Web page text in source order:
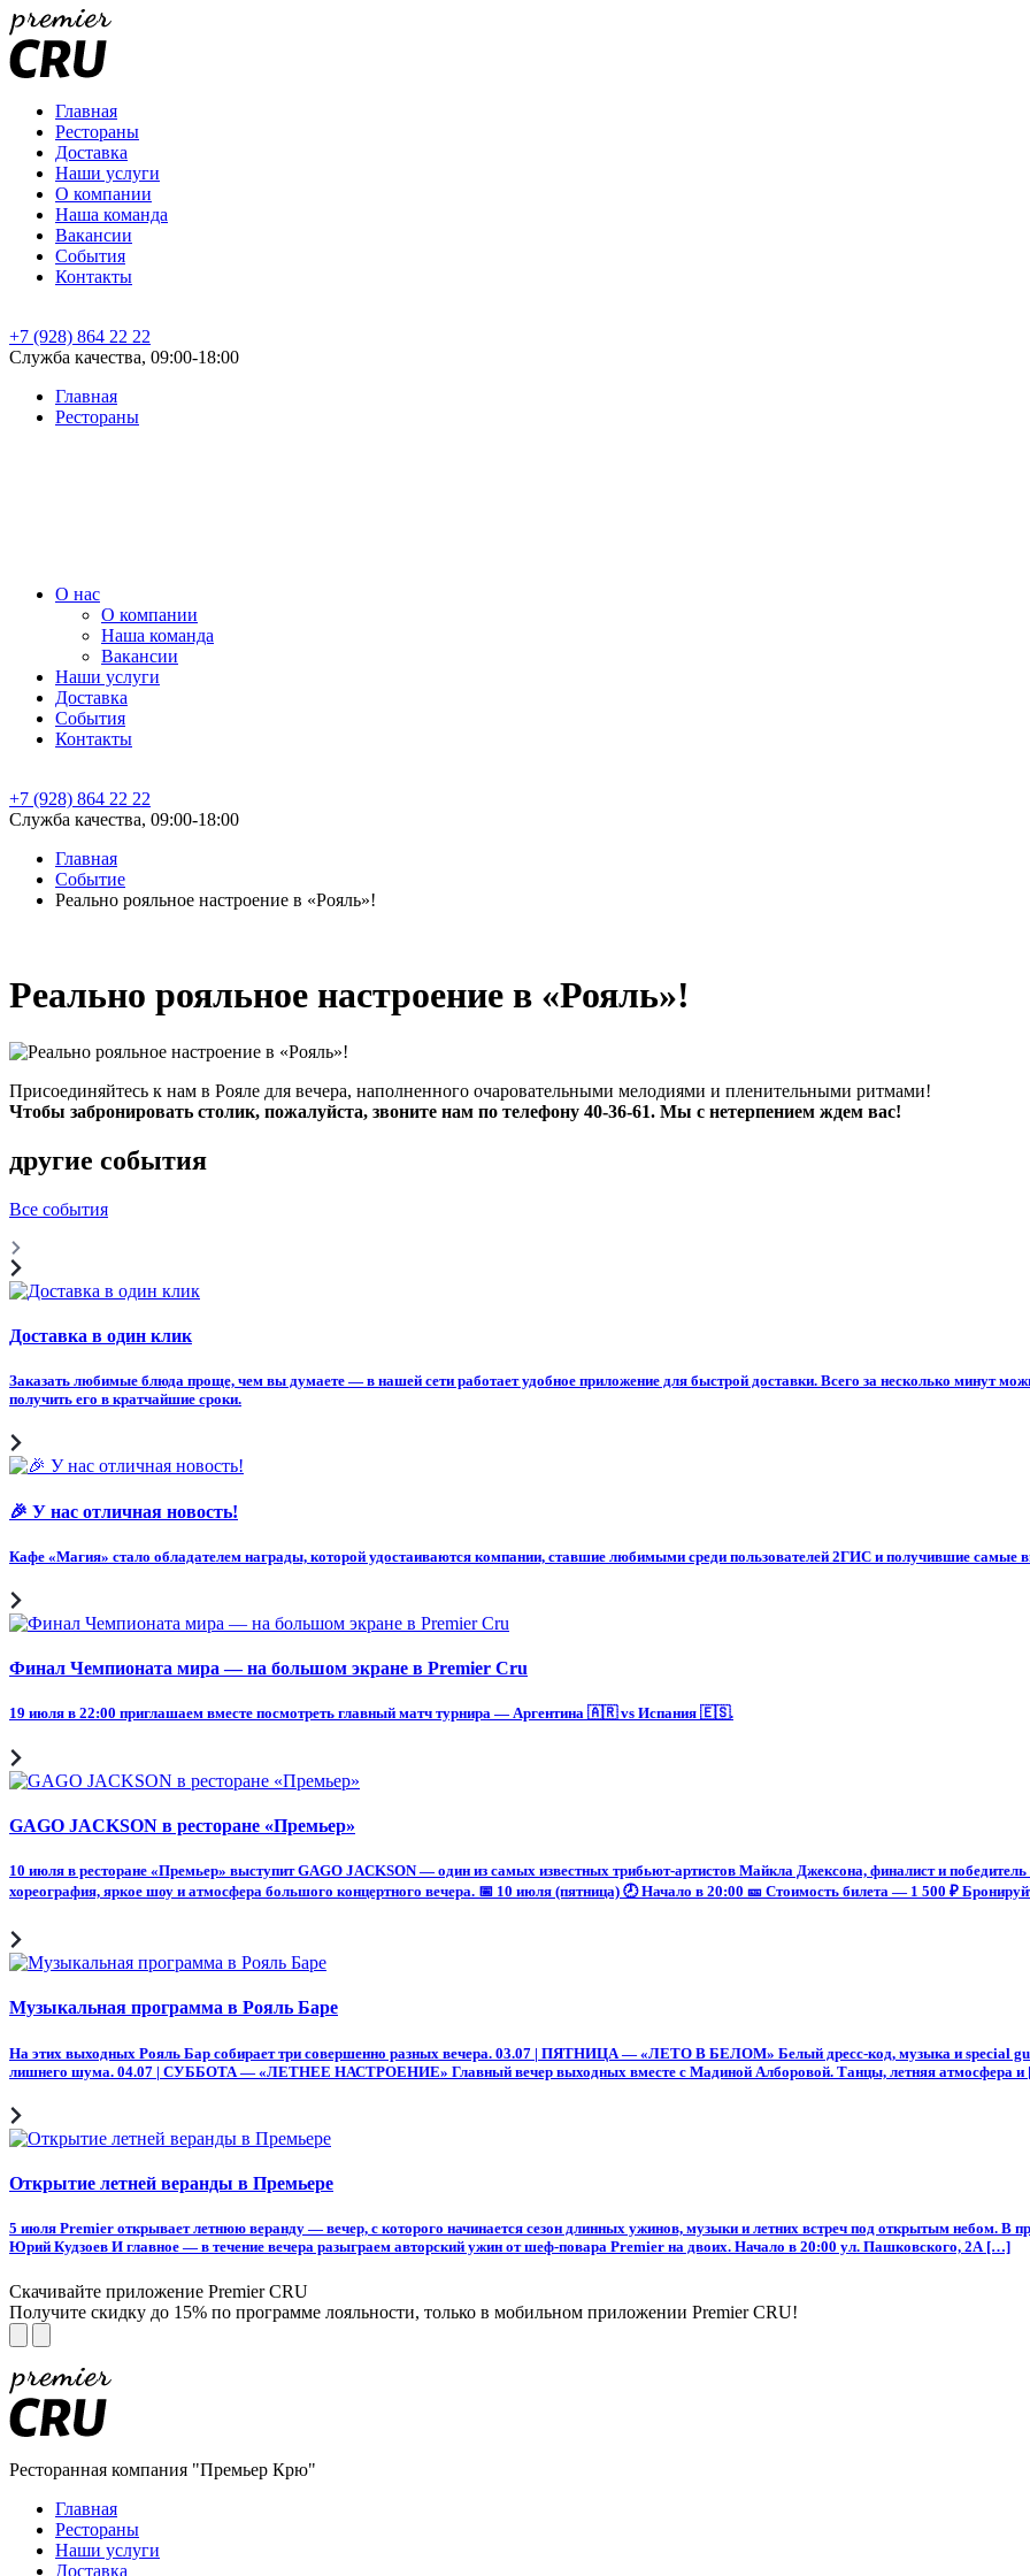
Главная
Рестораны
Доставка
Наши услуги
О компании
Наша команда
Вакансии
События
Контакты
+7 (928) 864 22 22
Служба качества, 09:00-18:00
Главная
Рестораны
О нас
О компании
Наша команда
Вакансии
Наши услуги
Доставка
События
Контакты
+7 (928) 864 22 22
Служба качества, 09:00-18:00
Главная
Событие
Реально рояльное настроение в «Рояль»!
Реально рояльное настроение в «Рояль»!
Присоединяйтесь к нам в Рояле для вечера, наполненного очаровательными мелодиями и пленительными ритмами!
Чтобы забронировать столик, пожалуйста, звоните нам по телефону 40-36-61. Мы с нетерпением ждем вас!
другие события
Все события
Доставка в один клик
Заказать любимые блюда проще, чем вы думаете — в нашей сети работает удобное приложение для быстрой доставки. Всего за несколько минут
получить его в кратчайшие сроки.
🎉 У нас отличная новость!
Кафе «Магия» стало обладателем награды, которой удостаиваются компании, ставшие любимыми среди пользователей 2ГИС и получившие самые
Финал Чемпионата мира — на большом экране в Premier Cru
19 июля в 22:00 приглашаем вместе посмотреть главный матч турнира — Аргентина 🇦🇷 vs Испания 🇪🇸.
GAGO JACKSON в ресторане «Премьер»
10 июля в ресторане «Премьер» выступит GAGO JACKSON — один из самых известных трибьют-артистов Майкла Джексона, финалист и
хореография, яркое шоу и атмосфера большого концертного вечера. 📅 10 июля (пятница) 🕗 Начало в 20:00 🎫 Стоимость билета — 1 500 ₽
Музыкальная программа в Рояль Баре
На этих выходных Рояль Бар собирает три совершенно разных вечера. 03.07 | ПЯТНИЦА — «ЛЕТО В БЕЛОМ» Белый дресс-код, музыка и special
лишнего шума. 04.07 | СУББОТА — «ЛЕТНЕЕ НАСТРОЕНИЕ» Главный вечер выходных вместе с Мадиной Алборовой. Танцы, летняя атмосфера
Открытие летней веранды в Премьере
5 июля Premier открывает летнюю веранду — вечер, с которого начинается сезон длинных ужинов, музыки и летних встреч под открытым небом.
Юрий Кудзоев И главное — в течение вечера разыграем авторский ужин от шеф-повара Premier на двоих. Начало в 20:00 ул. Пашковского, 2А […]
Скачивайте приложение Premier CRU
Получите скидку до 15% по программе лояльности, только в мобильном приложении Premier CRU!
Ресторанная компания "Премьер Крю"
Главная
Рестораны
Наши услуги
Доставка